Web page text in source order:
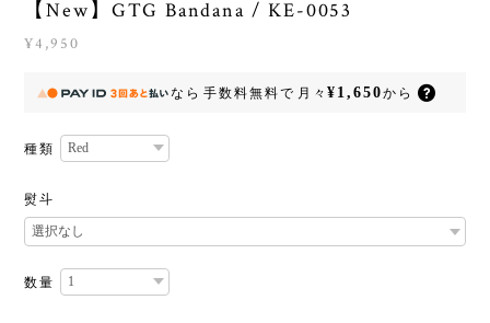
【New】GTG Bandana / KE-0053
¥4,950
なら 手数料無料で 月々¥1,650から
種類
熨斗
数量